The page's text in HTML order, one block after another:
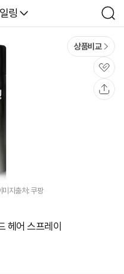
링
검
색
상품비교
관
심
미지출처: 쿠팡
헤어 스프레이